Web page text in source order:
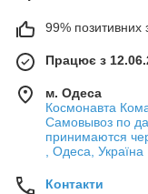
99% позитивних
Працює з
м. Одеса
Космонавта
Самовывоз по
принимаются
, Одеса, Україна
Контакти